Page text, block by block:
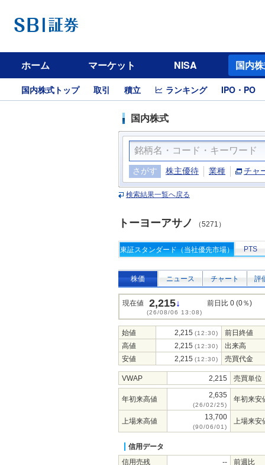
ホーム マーケット NISA 国内
国内株式トップ 取引 積立 ランキング IPO・PO
国内株式
さがす 株主優待 業種 チャ
検索結果一覧へ戻る
トーヨーアサノ （5271）
東証スタンダード（当社優先市場） PTS
株価 ニュース チャート 評
現在値 2,215↓
(26/08/06 13:08)
前日比 0 (0％)
始値 2,215 (12:30)
前日終値
高値
2,215 (12:30)
出来高
安値
2,215 (12:30) 売買代金
VWAP 2,215 売買単位
年初来高値 2,635
(26/02/25)
年初来安
上場来高値 13,700
(90/06/01)
上場来安
信用データ
信用売残
--
前週比